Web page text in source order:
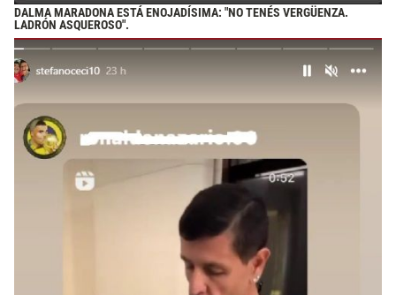
DALMA MARADONA ESTÁ ENOJADÍSIMA: "NO TENÉS VERGÜENZA.
LADRÓN ASQUEROSO".